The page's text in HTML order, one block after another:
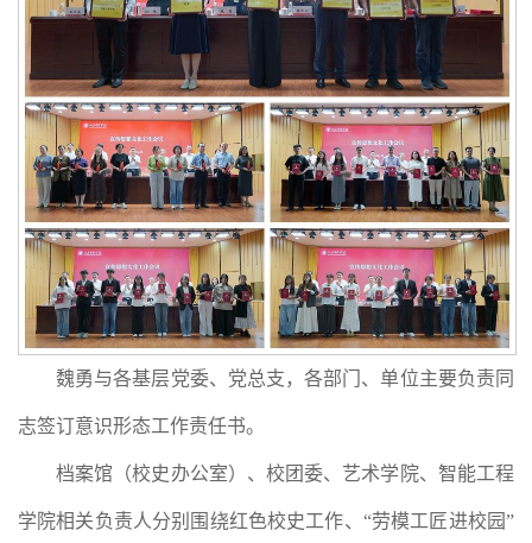
魏勇与各基层党委、党总支，各部门、单位主要负责同
志签订意识形态工作责任书。
档案馆（校史办公室）、校团委、艺术学院、智能工程
学院相关负责人分别围绕红色校史工作、“劳模工匠进校园”